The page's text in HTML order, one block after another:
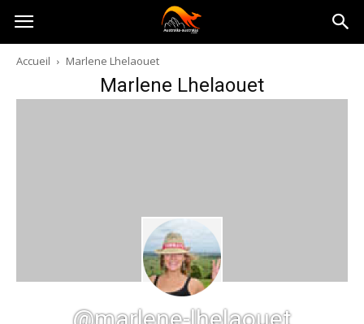
Australia-
australie.com
Accueil Marlene Lhelaouet
Marlene Lhelaouet